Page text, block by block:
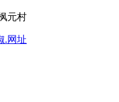
元村
.网址